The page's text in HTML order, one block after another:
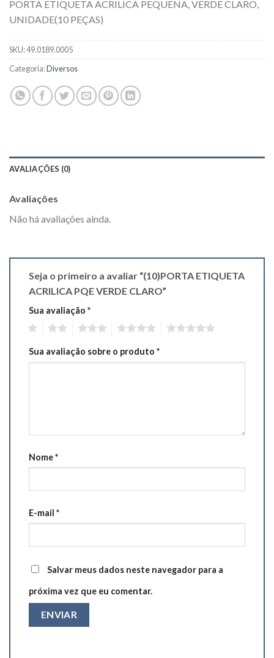
PORTA ETIQUETA ACRILICA PEQUENA, VERDE CLARO,
UNIDADE(10 PEÇAS)
SKU:49.0189.0005
Categoria:Diversos
AVALIAÇÕES (0)
Avaliações
Não há avaliações ainda.
Seja o primeiro a avaliar “(10)PORTA ETIQUETA
ACRILICA PQE VERDE CLARO”
Sua avaliação *
Sua avaliação sobre o produto *
Nome*
E-mail *
Salvar meus dados neste navegador para a
próxima vez que eu comentar.